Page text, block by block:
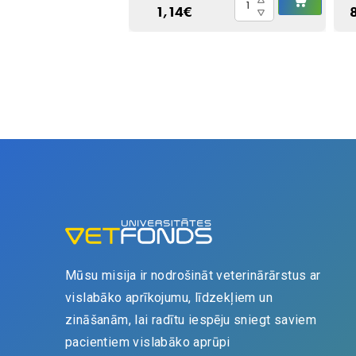
20 CM
25 CM
1,14€
Elizabetes
Mūsu misija ir nodrošināt veterinārārstus ar
vislabāko aprīkojumu, līdzekļiem un
zināšanām, lai radītu iespēju sniegt saviem
pacientiem vislabāko aprūpi